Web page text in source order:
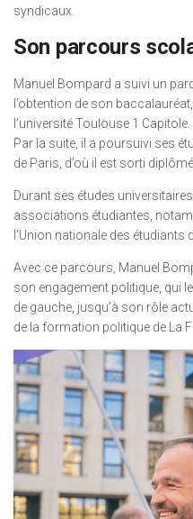
syndicaux.
Son parcours
Manuel Bompard a suivi un
l’obtention de son
l’université Toulouse 1
Par la suite, il a poursuivi ses
de Paris, d’où il est sorti
Durant ses études
associations étudiantes,
l’Union nationale des étudiants
Avec ce parcours, Manuel
son engagement politique, qui
de gauche, jusqu’à son rôle
de la formation politique de La